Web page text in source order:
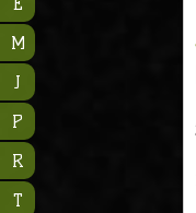
M
J
P
R
T